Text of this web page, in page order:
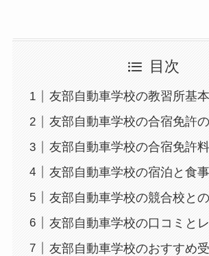
目次
友部自動車学校の教習所基
友部自動車学校の合宿免許
友部自動車学校の合宿免許
友部自動車学校の宿泊と食
友部自動車学校の競合校と
友部自動車学校の口コミと
友部自動車学校のおすすめ